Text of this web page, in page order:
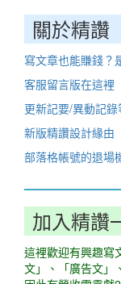
關於精讚
寫文章也能賺錢？
客服留言版在這裡
更新記要/異動記錄
新版精讚設計緣由
部落格帳號的退場
加入精讚
這裡歡迎有興趣寫
文」、「廣告文」